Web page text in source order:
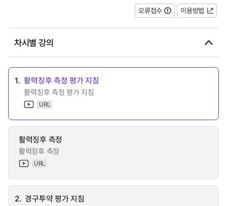
오류접수 이용방법
차시별 강의
1. 활력징후 측정 평가 지침
활력징후 측정 평가 지침
URL
활력징후 측정
활력징후 측정
URL
2. 경구투약 평가 지침